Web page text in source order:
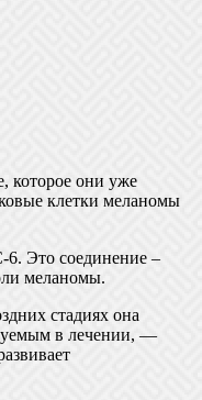
которое они уже
клетки меланомы
6. Это соединение –
меланомы.
стадиях она
в лечении, —